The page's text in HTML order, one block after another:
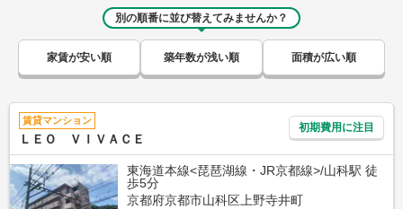
別の順番に並び替えてみませんか？
家賃が安い順 築年数が浅い順 面積が広い順
賃貸マンション
ＬＥＯ ＶＩＶＡＣＥ
初期費用に注目
東海道本線<琵琶湖線・JR京都線>/山科駅 徒
歩5分
京都府京都市山科区上野寺井町